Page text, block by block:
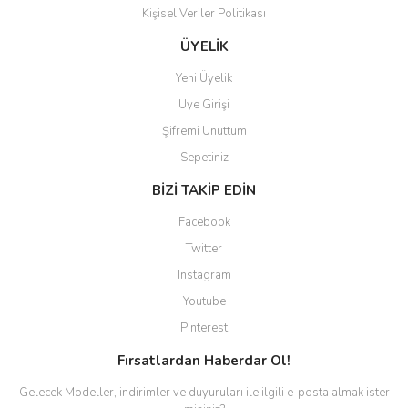
Gönder
Kişisel Veriler Politikası
ÜYELİK
Yeni Üyelik
Üye Girişi
Şifremi Unuttum
Sepetiniz
BİZİ TAKİP EDİN
Facebook
Twitter
Instagram
Youtube
Pinterest
Fırsatlardan Haberdar Ol!
Gelecek Modeller, indirimler ve duyuruları ile ilgili e-posta almak ister